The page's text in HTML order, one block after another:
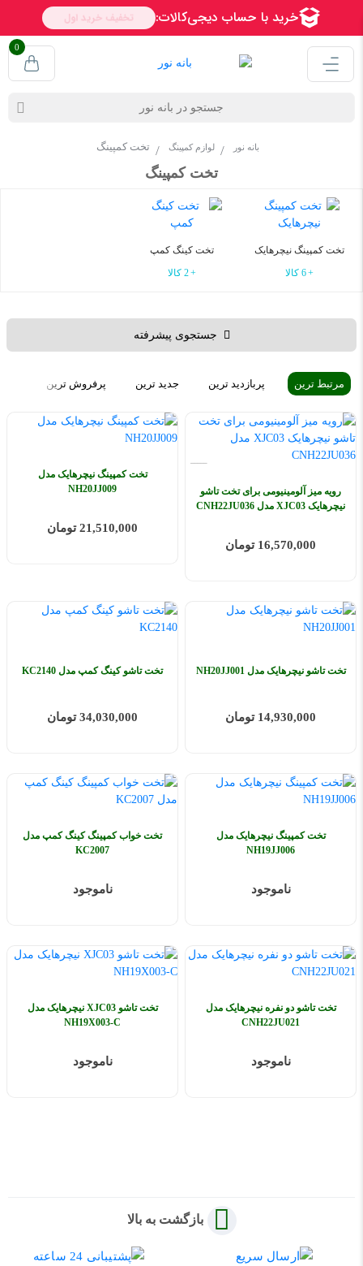
0
بانه نور لوازم کمپینگ تخت کمپینگ
تخت کمپینگ
تخت کمپینگ نیچرهایک
6 کالا
تخت کینگ کمپ
2 کالا
جستجوی پیشرفته
مرتبط ترین پربازدید ترین جدید ترین پرفروش ترین
رویه میز آلومینیومی برای تخت تاشو
نیچرهایک XJC03 مدل CNH22JU036
16,570,000 تومان
تخت کمپینگ نیچرهایک مدل
NH20JJ009
21,510,000 تومان
تخت تاشو نیچرهایک مدل NH20JJ001
14,930,000 تومان
تخت تاشو کینگ کمپ مدل KC2140
34,030,000 تومان
تخت کمپینگ نیچرهایک مدل
NH19JJ006
ناموجود
تخت خواب کمپینگ کینگ کمپ مدل
KC2007
ناموجود
تخت تاشو دو نفره نیچرهایک مدل
CNH22JU021
ناموجود
تخت تاشو XJC03 نیچرهایک مدل
NH19X003-C
ناموجود
بازگشت به بالا